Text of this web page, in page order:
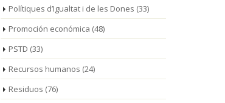
durante un período aproximado de 5
meses, hasta que finalicen los trabajos
[...]
Polítiques d’Igualtat i de les Dones (33)
Promoción económica (48)
PSTD (33)
Recursos humanos (24)
Residuos (76)